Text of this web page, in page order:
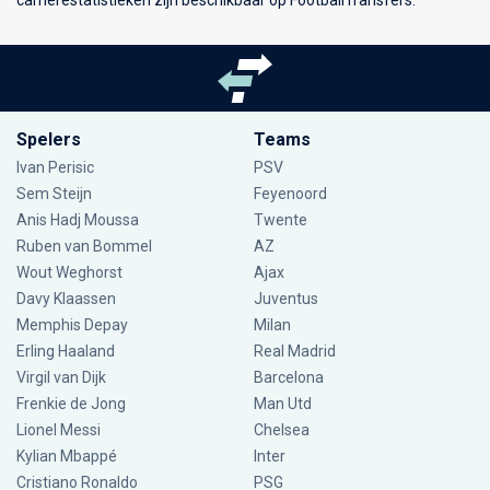
Spelers
Ivan Perisic
Sem Steijn
Anis Hadj Moussa
Ruben van Bommel
Wout Weghorst
Davy Klaassen
Memphis Depay
Erling Haaland
Virgil van Dijk
Frenkie de Jong
Lionel Messi
Kylian Mbappé
Cristiano Ronaldo
Teams
PSV
Feyenoord
Twente
AZ
Ajax
Juventus
Milan
Real Madrid
Barcelona
Man Utd
Chelsea
Inter
PSG